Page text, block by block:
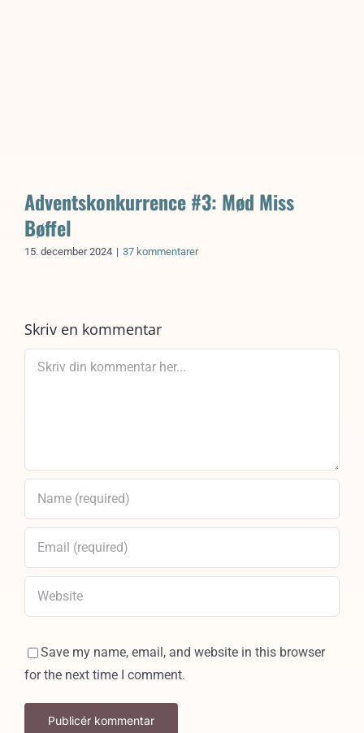
Adventskonkurrence #3: Mød Miss
Bøffel
15. december 2024 | 37 kommentarer
Skriv en kommentar
Comment
Save my name, email, and website in this browser
for the next time I comment.